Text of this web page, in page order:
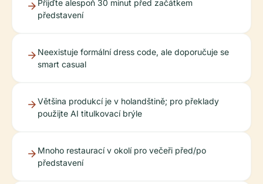
Přijďte alespoň 30 minut před začátkem
představení
Neexistuje formální dress code, ale doporučuje se
smart casual
Většina produkcí je v holandštině; pro překlady
použijte AI titulkovací brýle
Mnoho restaurací v okolí pro večeři před/po
představení